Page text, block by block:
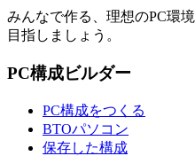
みんなで作る、理想のPC環境
目指しましょう。
PC構成ビルダー
PC構成をつくる
BTOパソコン
保存した構成